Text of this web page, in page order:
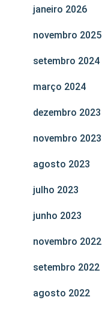
janeiro 2026
novembro 2025
setembro 2024
março 2024
dezembro 2023
novembro 2023
agosto 2023
julho 2023
junho 2023
novembro 2022
setembro 2022
agosto 2022